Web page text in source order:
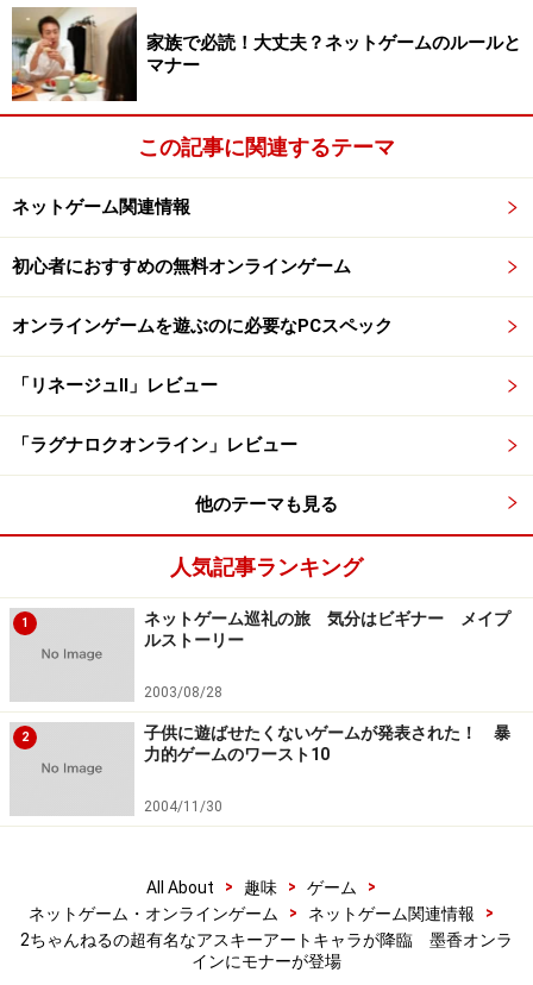
家族で必読！大丈夫？ネットゲームのルールと
マナー
この記事に関連するテーマ
ネットゲーム関連情報
初心者におすすめの無料オンラインゲーム
オンラインゲームを遊ぶのに必要なPCスペック
「リネージュII」レビュー
「ラグナロクオンライン」レビュー
他のテーマも見る
人気記事ランキング
1
ネットゲーム巡礼の旅 気分はビギナー メイプ
ルストーリー
2003/08/28
2
子供に遊ばせたくないゲームが発表された！ 暴
力的ゲームのワースト10
2004/11/30
All About > 趣味 > ゲーム
>
ネットゲーム・オンラインゲーム
> ネットゲーム関連情報
>
2ちゃんねるの超有名なアスキーアートキャラが降臨 墨香オンラ
インにモナーが登場